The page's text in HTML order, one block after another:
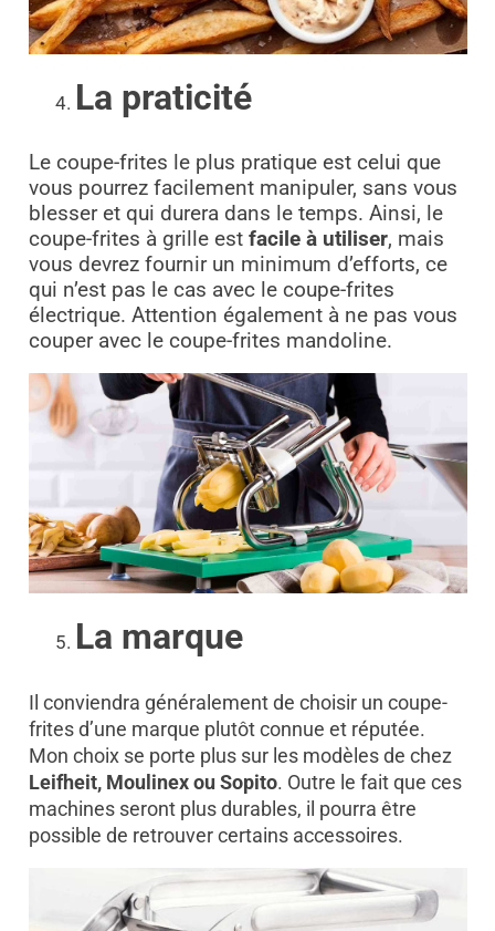
La praticité
Le coupe-frites le plus pratique est celui que
vous pourrez facilement manipuler, sans vous
blesser et qui durera dans le temps. Ainsi, le
coupe-frites à grille est facile à utiliser, mais
vous devrez fournir un minimum d’efforts, ce
qui n’est pas le cas avec le coupe-frites
électrique. Attention également à ne pas vous
couper avec le coupe-frites mandoline.
La marque
Il conviendra généralement de choisir un coupe-
frites d’une marque plutôt connue et réputée.
Mon choix se porte plus sur les modèles de chez
Leifheit, Moulinex ou Sopito. Outre le fait que ces
machines seront plus durables, il pourra être
possible de retrouver certains accessoires.